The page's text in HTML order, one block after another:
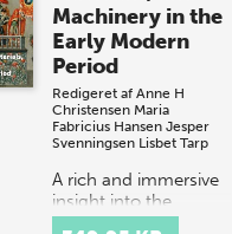
Machinery in the
Early Modern
Period
Redigeret af Anne H
Christensen Maria
Fabricius Hansen Jesper
Svenningsen Lisbet Tarp
A rich and immersive
insight into the
spectacular courtly